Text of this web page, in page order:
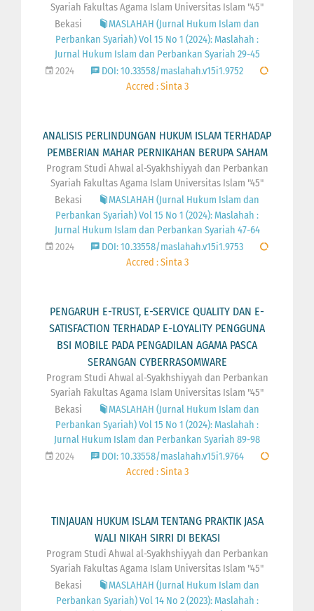
Syariah Fakultas Agama Islam Universitas Islam "45"
Bekasi
MASLAHAH (Jurnal Hukum Islam dan
Perbankan Syariah) Vol 15 No 1 (2024): Maslahah :
Jurnal Hukum Islam dan Perbankan Syariah 29-45
2024
DOI: 10.33558/maslahah.v15i1.9752
Accred : Sinta 3
ANALISIS PERLINDUNGAN HUKUM ISLAM TERHADAP
PEMBERIAN MAHAR PERNIKAHAN BERUPA SAHAM
Program Studi Ahwal al-Syakhshiyyah dan Perbankan
Syariah Fakultas Agama Islam Universitas Islam "45"
Bekasi
MASLAHAH (Jurnal Hukum Islam dan
Perbankan Syariah) Vol 15 No 1 (2024): Maslahah :
Jurnal Hukum Islam dan Perbankan Syariah 47-64
2024
DOI: 10.33558/maslahah.v15i1.9753
Accred : Sinta 3
PENGARUH E-TRUST, E-SERVICE QUALITY DAN E-
SATISFACTION TERHADAP E-LOYALITY PENGGUNA
BSI MOBILE PADA PENGADILAN AGAMA PASCA
SERANGAN CYBERRASOMWARE
Program Studi Ahwal al-Syakhshiyyah dan Perbankan
Syariah Fakultas Agama Islam Universitas Islam "45"
Bekasi
MASLAHAH (Jurnal Hukum Islam dan
Perbankan Syariah) Vol 15 No 1 (2024): Maslahah :
Jurnal Hukum Islam dan Perbankan Syariah 89-98
2024
DOI: 10.33558/maslahah.v15i1.9764
Accred : Sinta 3
TINJAUAN HUKUM ISLAM TENTANG PRAKTIK JASA
WALI NIKAH SIRRI DI BEKASI
Program Studi Ahwal al-Syakhshiyyah dan Perbankan
Syariah Fakultas Agama Islam Universitas Islam "45"
Bekasi
MASLAHAH (Jurnal Hukum Islam dan
Perbankan Syariah) Vol 14 No 2 (2023): Maslahah :